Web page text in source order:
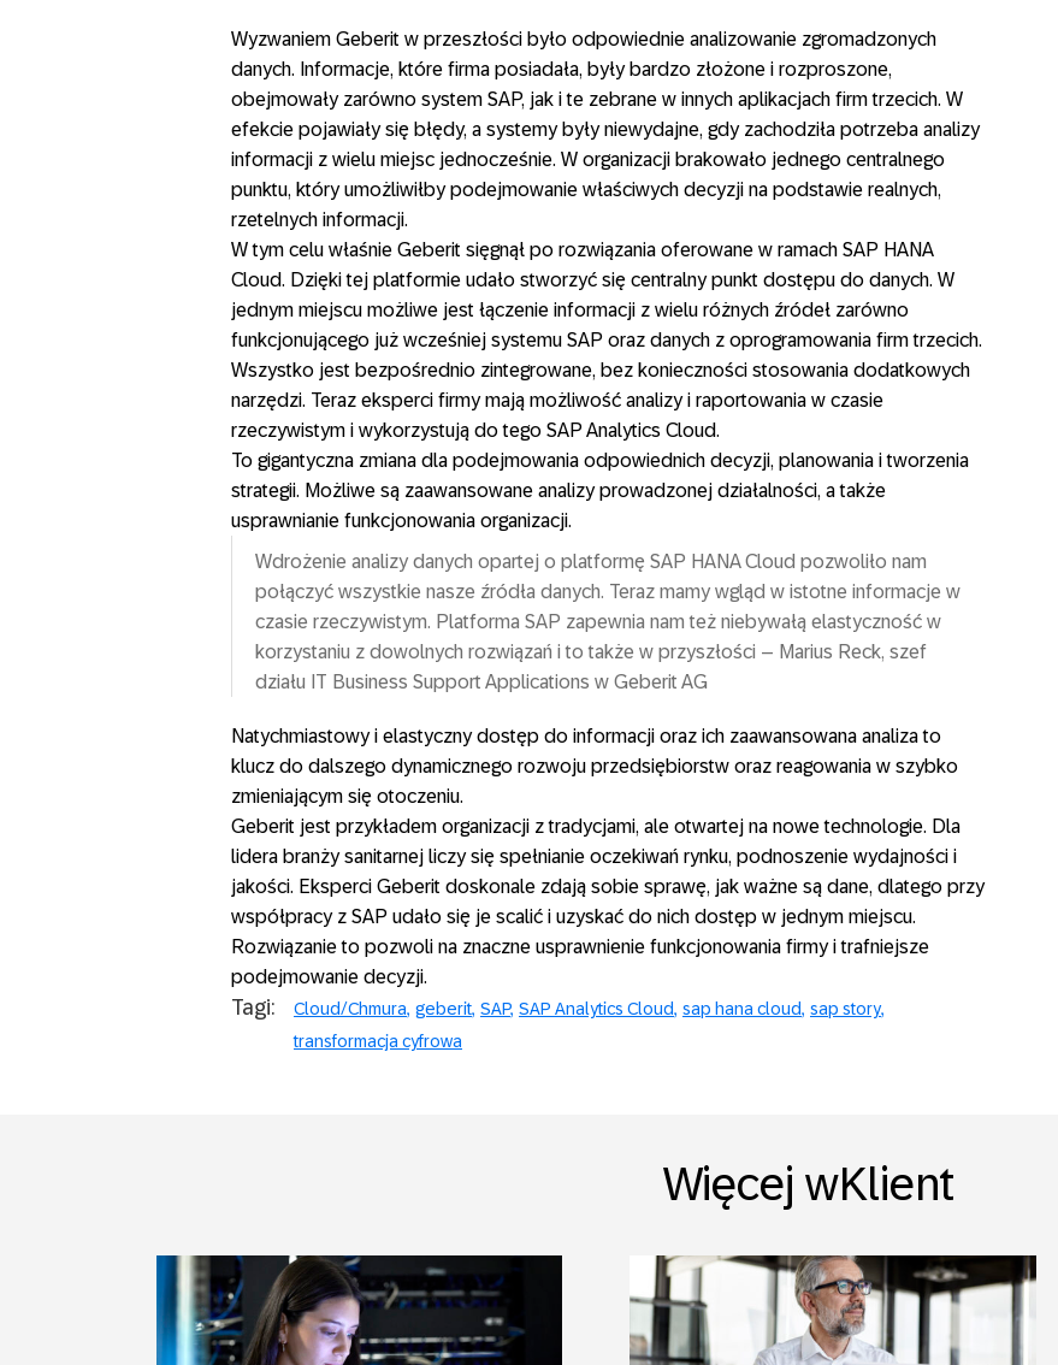
Wyzwaniem Geberit w przeszłości było odpowiednie analizowanie zgromadzonych
danych. Informacje, które firma posiadała, były bardzo złożone i rozproszone,
obejmowały zarówno system SAP, jak i te zebrane w innych aplikacjach firm trzecich. W
efekcie pojawiały się błędy, a systemy były niewydajne, gdy zachodziła potrzeba analizy
informacji z wielu miejsc jednocześnie. W organizacji brakowało jednego centralnego
punktu, który umożliwiłby podejmowanie właściwych decyzji na podstawie realnych,
rzetelnych informacji.
W tym celu właśnie Geberit sięgnął po rozwiązania oferowane w ramach SAP HANA
Cloud. Dzięki tej platformie udało stworzyć się centralny punkt dostępu do danych. W
jednym miejscu możliwe jest łączenie informacji z wielu różnych źródeł zarówno
funkcjonującego już wcześniej systemu SAP oraz danych z oprogramowania firm trzecich.
Wszystko jest bezpośrednio zintegrowane, bez konieczności stosowania dodatkowych
narzędzi. Teraz eksperci firmy mają możliwość analizy i raportowania w czasie
rzeczywistym i wykorzystują do tego SAP Analytics Cloud.
To gigantyczna zmiana dla podejmowania odpowiednich decyzji, planowania i tworzenia
strategii. Możliwe są zaawansowane analizy prowadzonej działalności, a także
usprawnianie funkcjonowania organizacji.
Wdrożenie analizy danych opartej o platformę SAP HANA Cloud pozwoliło nam
połączyć wszystkie nasze źródła danych. Teraz mamy wgląd w istotne informacje w
czasie rzeczywistym. Platforma SAP zapewnia nam też niebywałą elastyczność w
korzystaniu z dowolnych rozwiązań i to także w przyszłości – Marius Reck, szef
działu IT Business Support Applications w Geberit AG
Natychmiastowy i elastyczny dostęp do informacji oraz ich zaawansowana analiza to
klucz do dalszego dynamicznego rozwoju przedsiębiorstw oraz reagowania w szybko
zmieniającym się otoczeniu.
Geberit jest przykładem organizacji z tradycjami, ale otwartej na nowe technologie. Dla
lidera branży sanitarnej liczy się spełnianie oczekiwań rynku, podnoszenie wydajności i
jakości. Eksperci Geberit doskonale zdają sobie sprawę, jak ważne są dane, dlatego przy
współpracy z SAP udało się je scalić i uzyskać do nich dostęp w jednym miejscu.
Rozwiązanie to pozwoli na znaczne usprawnienie funkcjonowania firmy i trafniejsze
podejmowanie decyzji.
Tagi: Cloud/Chmura geberit SAP SAP Analytics Cloud sap hana cloud sap story
transformacja cyfrowa
Więcej wKlient